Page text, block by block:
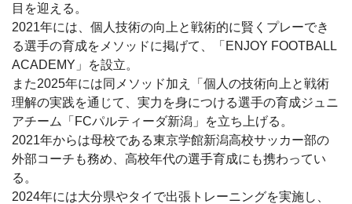
目を迎える。
2021年には、個人技術の向上と戦術的に賢くプレーでき
る選手の育成をメソッドに掲げて、「ENJOY FOOTBALL
ACADEMY」を設立。
また2025年には同メソッド加え「個人の技術向上と戦術
理解の実践を通じて、実力を身につける選手の育成ジュニ
アチーム「FCパルティーダ新潟」を立ち上げる。
2021年からは母校である東京学館新潟高校サッカー部の
外部コーチも務め、高校年代の選手育成にも携わってい
る。
2024年には大分県やタイで出張トレーニングを実施し、